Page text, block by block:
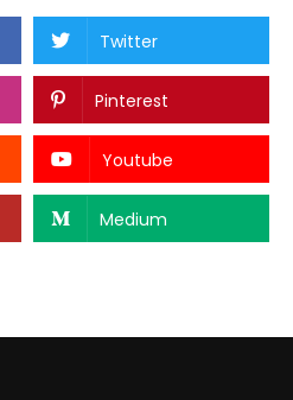
Twitter
Pinterest
Youtube
Medium